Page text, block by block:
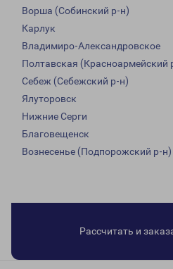
Ворша (Собинский р-н)
Карлук
Владимиро-Александровское
Полтавская (Красноармейский
Себеж (Себежский р-н)
Ялуторовск
Нижние Серги
Благовещенск
Вознесенье (Подпорожский р-н)
Рассчитать и